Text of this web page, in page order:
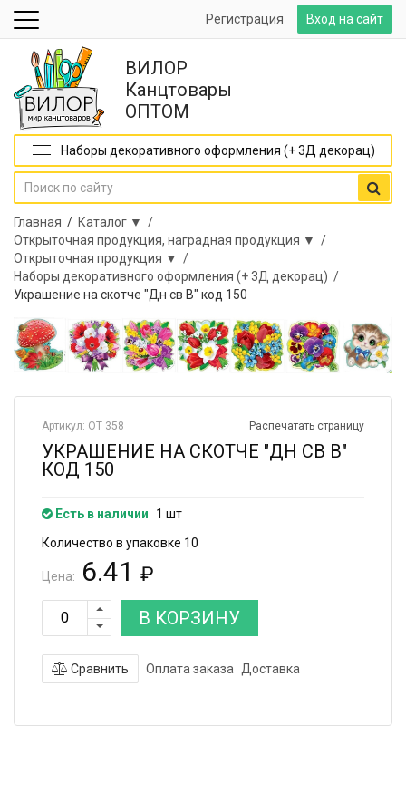
Вход на сайт
Регистрация
ВИЛОР
Канцтовары
ОПТОМ
Наборы декоративного оформления (+ 3Д декорац)
Главная / Каталог ▼ /
Открыточная продукция, наградная продукция ▼ /
Открыточная продукция ▼ /
Наборы декоративного оформления (+ 3Д декорац) /
Украшение на скотче "Дн св В" код 150
Распечатать страницу
Артикул: ОТ 358
УКРАШЕНИЕ НА СКОТЧЕ "ДН СВ В"
КОД 150
Есть в наличии
1 шт
Количество в упаковке 10
Цена: 6.41 ₽
В КОРЗИНУ
Сравнить Оплата заказа Доставка